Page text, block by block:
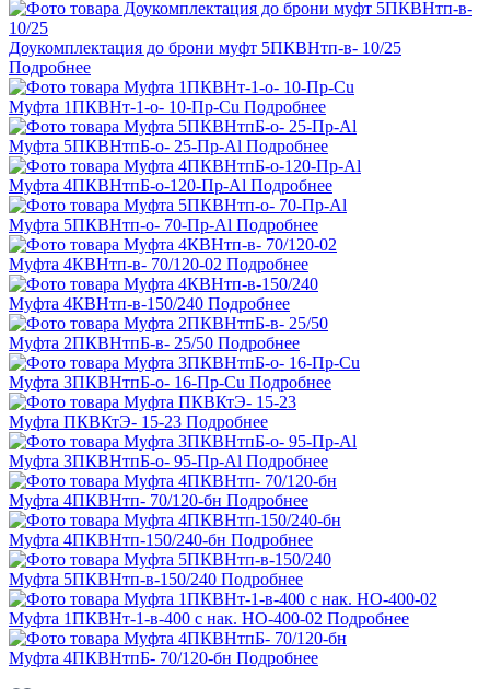
Доукомплектация до брони муфт 5ПКВНтп-в- 10/25
Подробнее
Муфта 1ПКВНт-1-о- 10-Пр-Cu Подробнее
Муфта 5ПКВНтпБ-о- 25-Пр-Al Подробнее
Муфта 4ПКВНтпБ-о-120-Пр-Al Подробнее
Муфта 5ПКВНтп-о- 70-Пр-Al Подробнее
Муфта 4КВНтп-в- 70/120-02 Подробнее
Муфта 4КВНтп-в-150/240 Подробнее
Муфта 2ПКВНтпБ-в- 25/50 Подробнее
Муфта 3ПКВНтпБ-о- 16-Пр-Cu Подробнее
Муфта ПКВКтЭ- 15-23 Подробнее
Муфта 3ПКВНтпБ-о- 95-Пр-Al Подробнее
Муфта 4ПКВНтп- 70/120-бн Подробнее
Муфта 4ПКВНтп-150/240-бн Подробнее
Муфта 5ПКВНтп-в-150/240 Подробнее
Муфта 1ПКВНт-1-в-400 с нак. НО-400-02 Подробнее
Муфта 4ПКВНтпБ- 70/120-бн Подробнее